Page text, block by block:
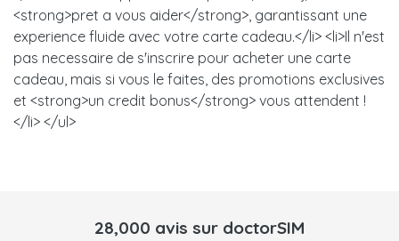
<strong>pret a vous aider</strong>, garantissant une
experience fluide avec votre carte cadeau.</li> <li>Il n'est
pas necessaire de s'inscrire pour acheter une carte
cadeau, mais si vous le faites, des promotions exclusives
et <strong>un credit bonus</strong> vous attendent !
</li> </ul>
28,000 avis sur doctorSIM